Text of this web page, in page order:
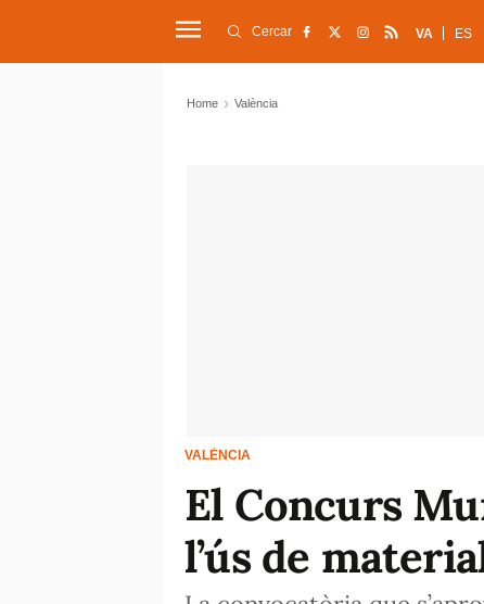
Cercar VA ES
Home València
VALÈNCIA
El Concurs
l’ús de